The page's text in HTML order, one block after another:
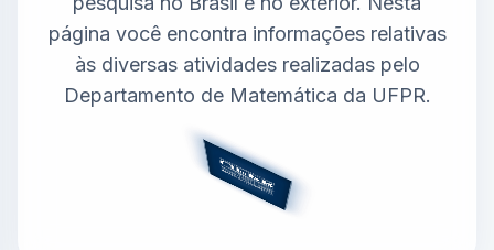
página você encontra informações relativas
às diversas atividades realizadas pelo
Departamento de Matemática da UFPR.